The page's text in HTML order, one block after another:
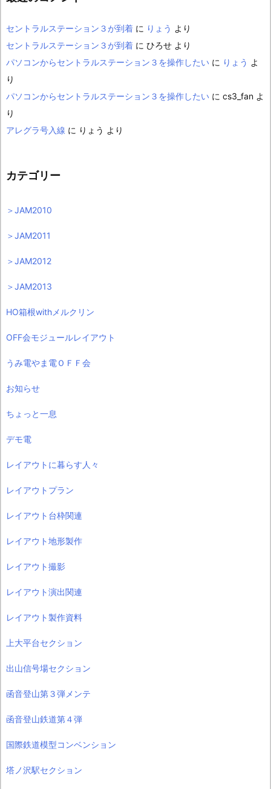
セントラルステーション３が到着 に りょう より
セントラルステーション３が到着 に ひろせ より
パソコンからセントラルステーション３を操作したい に りょう よ
り
パソコンからセントラルステーション３を操作したい に cs3_fan よ
り
アレグラ号入線 に りょう より
カテゴリー
＞JAM2010
＞JAM2011
＞JAM2012
＞JAM2013
HO箱根withメルクリン
OFF会モジュールレイアウト
うみ電やま電ＯＦＦ会
お知らせ
ちょっと一息
デモ電
レイアウトに暮らす人々
レイアウトプラン
レイアウト台枠関連
レイアウト地形製作
レイアウト撮影
レイアウト演出関連
レイアウト製作資料
上大平台セクション
出山信号場セクション
函音登山第３弾メンテ
函音登山鉄道第４弾
国際鉄道模型コンベンション
塔ノ沢駅セクション